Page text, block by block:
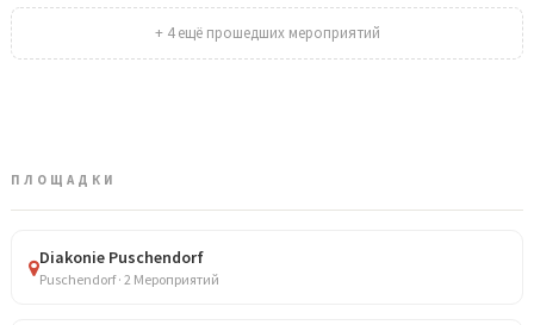
+ 4 ещё прошедших мероприятий
ПЛОЩАДКИ
Diakonie Puschendorf
Puschendorf · 2 Мероприятий